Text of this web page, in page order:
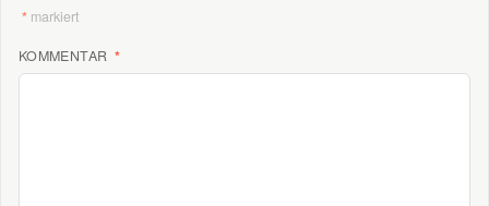
* markiert
KOMMENTAR *